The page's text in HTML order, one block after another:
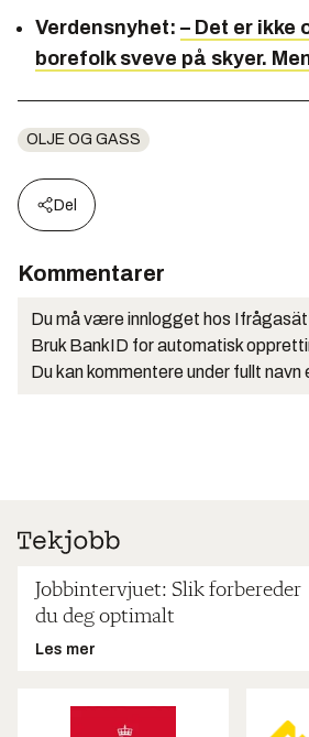
Verdensnyhet: – Det er ikke
borefolk sveve på skyer.
OLJE OG GASS
Del
Kommentarer
Du må være innlogget hos
Bruk BankID for automatisk
Du kan kommentere under fullt navn
Jobbintervjuet: Slik forbereder
du deg optimalt
Les mer